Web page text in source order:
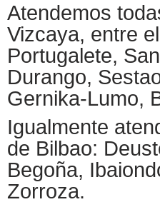
Atendemos
Vizcaya, entre
Portugalete,
Durango,
Gernika-Lumo,
Igualmente
de Bilbao:
Begoña,
Zorroza.